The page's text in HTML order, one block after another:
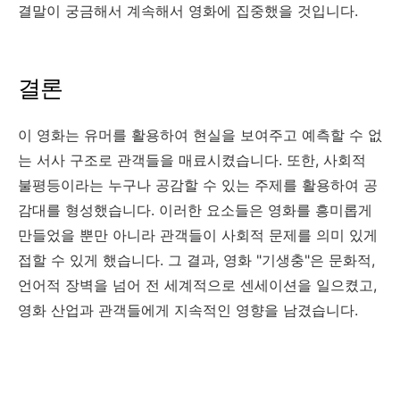
결말이 궁금해서 계속해서 영화에 집중했을 것입니다.
결론
이 영화는 유머를 활용하여 현실을 보여주고 예측할 수 없
는 서사 구조로 관객들을 매료시켰습니다. 또한, 사회적
불평등이라는 누구나 공감할 수 있는 주제를 활용하여 공
감대를 형성했습니다. 이러한 요소들은 영화를 흥미롭게
만들었을 뿐만 아니라 관객들이 사회적 문제를 의미 있게
접할 수 있게 했습니다. 그 결과, 영화 "기생충"은 문화적,
언어적 장벽을 넘어 전 세계적으로 센세이션을 일으켰고,
영화 산업과 관객들에게 지속적인 영향을 남겼습니다.